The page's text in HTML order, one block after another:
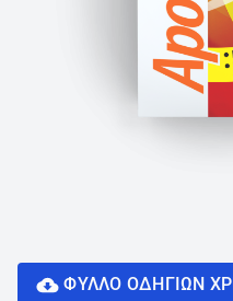
ΦΥΛΛΟ ΟΔΗΓΙΩN